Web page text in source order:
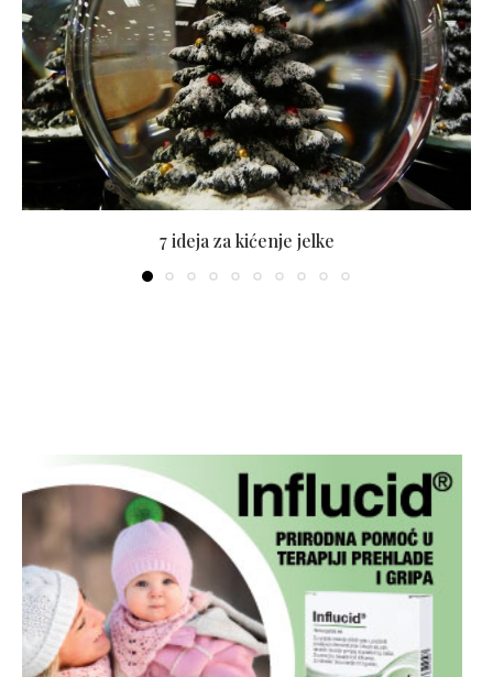
7 ideja za kićenje jelke